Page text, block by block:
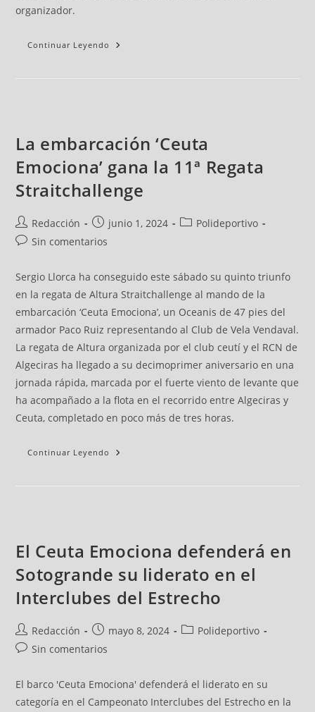
organizador.
Continuar Leyendo
La embarcación ‘Ceuta
Emociona’ gana la 11ª Regata
Straitchallenge
Redacción junio 1, 2024
Polideportivo
Sin comentarios
Sergio Llorca ha conseguido este sábado su quinto triunfo
en la regata de Altura Straitchallenge al mando de la
embarcación ‘Ceuta Emociona’, un Oceanis de 47 pies del
armador Paco Ruiz representando al Club de Vela Vendaval.
La regata de Altura organizada por el club ceutí y el RCN de
Algeciras ha llegado a su decimoprimer aniversario en una
jornada rápida, marcada por el fuerte viento de levante que
ha acompañado a la flota en el recorrido entre Algeciras y
Ceuta, completado en poco más de tres horas.
Continuar Leyendo
El Ceuta Emociona defenderá en
Sotogrande su liderato en el
Interclubes del Estrecho
Redacción mayo 8, 2024
Polideportivo
Sin comentarios
El barco 'Ceuta Emociona' defenderá el liderato en su
categoría en el Campeonato Interclubes del Estrecho en la